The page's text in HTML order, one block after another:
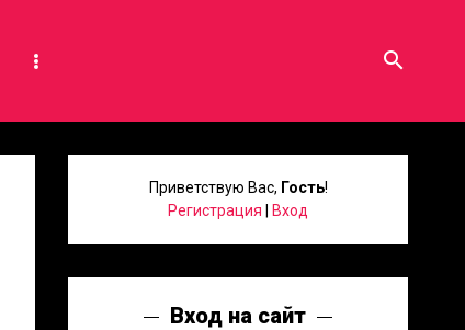
search
Приветствую Вас, Гость!
Регистрация
Вход
Вход на сайт